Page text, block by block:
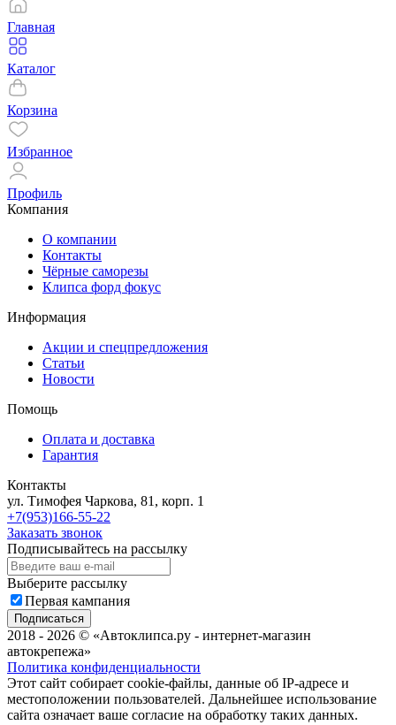
Главная
Каталог
Корзина
Избранное
Профиль
Компания
О компании
Контакты
Чёрные саморезы
Клипса форд фокус
Информация
Акции и спецпредложения
Статьи
Новости
Помощь
Оплата и доставка
Гарантия
Контакты
ул. Тимофея Чаркова, 81, корп. 1
+7(953)166-55-22
Заказать звонок
Подписывайтесь на рассылку
Выберите рассылку
Первая кампания
Подписаться
2018 - 2026 © «Автоклипса.ру - интернет-магазин
автокрепежа»
Политика конфиденциальности
Этот сайт собирает cookie-файлы, данные об IP-адресе и
местоположении пользователей. Дальнейшее использование
сайта означает ваше согласие на обработку таких данных.